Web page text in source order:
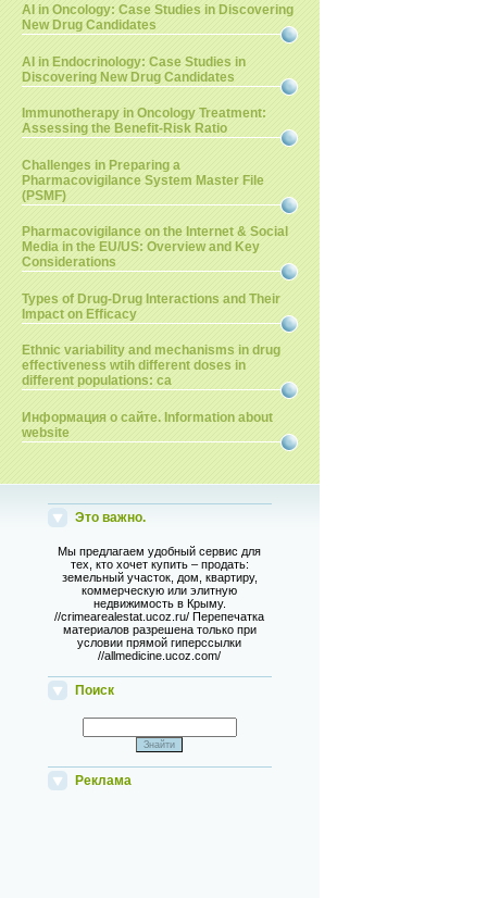
AI in Oncology: Case Studies in Discovering
New Drug Candidates
AI in Endocrinology: Case Studies in
Discovering New Drug Candidates
Immunotherapy in Oncology Treatment:
Assessing the Benefit-Risk Ratio
Challenges in Preparing a
Pharmacovigilance System Master File
(PSMF)
Pharmacovigilance on the Internet & Social
Media in the EU/US: Overview and Key
Considerations
Types of Drug-Drug Interactions and Their
Impact on Efficacy
Ethnic variability and mechanisms in drug
effectiveness wtih different doses in
different populations: ca
Информация о сайте. Information about
website
Это важно.
Мы предлагаем удобный сервис для
тех, кто хочет купить – продать:
земельный участок, дом, квартиру,
коммерческую или элитную
недвижимость в Крыму.
//crimearealestat.ucoz.ru/ Перепечатка
материалов разрешена только при
условии прямой гиперссылки
//allmedicine.ucoz.com/
Поиск
Реклама